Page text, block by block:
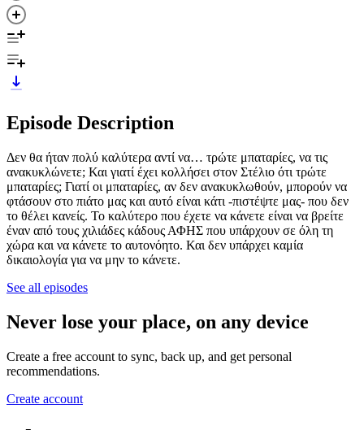
Episode Description
Δεν θα ήταν πολύ καλύτερα αντί να… τρώτε μπαταρίες, να τις
ανακυκλώνετε; Και γιατί έχει κολλήσει στον Στέλιο ότι τρώτε
μπαταρίες; Γιατί οι μπαταρίες, αν δεν ανακυκλωθούν, μπορούν να
φτάσουν στο πιάτο μας και αυτό είναι κάτι -πιστέψτε μας- που δεν
το θέλει κανείς. Το καλύτερο που έχετε να κάνετε είναι να βρείτε
έναν από τους χιλιάδες κάδους ΑΦΗΣ που υπάρχουν σε όλη τη
χώρα και να κάνετε το αυτονόητο. Και δεν υπάρχει καμία
δικαιολογία για να μην το κάνετε.
See all episodes
Never lose your place, on any device
Create a free account to sync, back up, and get personal
recommendations.
Create account